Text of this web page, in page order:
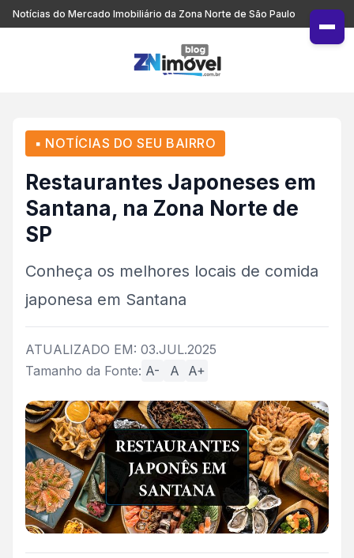
Notícias do Mercado Imobiliário da Zona Norte de São Paulo
▪ NOTÍCIAS DO SEU BAIRRO
Restaurantes Japoneses em
Santana, na Zona Norte de
SP
Conheça os melhores locais de comida
japonesa em Santana
ATUALIZADO EM: 03.JUL.2025
Tamanho da Fonte: A- A A+